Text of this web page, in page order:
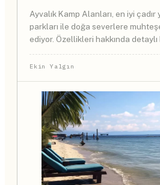
Ayvalık Kamp Alanları, en iyi
parkları ile doğa severlere
ediyor. Özellikleri hakkında
Ekin Yalgın